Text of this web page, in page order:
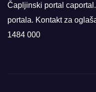
Čapljinski portal
portala. Kontakt za
1484 000